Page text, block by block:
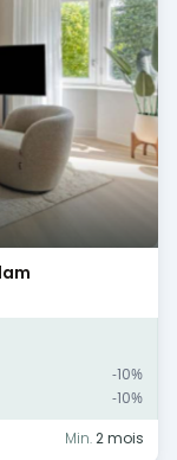
-10%
-10%
Min.2 mois